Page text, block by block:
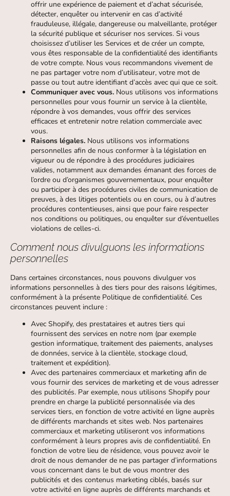
offrir une expérience de paiement et d’achat sécurisée,
détecter, enquêter ou intervenir en cas d’activité
frauduleuse, illégale, dangereuse ou malveillante, protéger
la sécurité publique et sécuriser nos services. Si vous
choisissez d’utiliser les Services et de créer un compte,
vous êtes responsable de la confidentialité des identifiants
de votre compte. Nous vous recommandons vivement de
ne pas partager votre nom d’utilisateur, votre mot de
passe ou tout autre identifiant d’accès avec qui que ce soit.
Communiquer avec vous. Nous utilisons vos informations
personnelles pour vous fournir un service à la clientèle,
répondre à vos demandes, vous offrir des services
efficaces et entretenir notre relation commerciale avec
vous.
Raisons légales. Nous utilisons vos informations
personnelles afin de nous conformer à la législation en
vigueur ou de répondre à des procédures judiciaires
valides, notamment aux demandes émanant des forces de
l’ordre ou d’organismes gouvernementaux, pour enquêter
ou participer à des procédures civiles de communication de
preuves, à des litiges potentiels ou en cours, ou à d’autres
procédures contentieuses, ainsi que pour faire respecter
nos conditions ou politiques, ou enquêter sur d’éventuelles
violations de celles-ci.
Comment nous divulguons les informations
personnelles
Dans certaines circonstances, nous pouvons divulguer vos
informations personnelles à des tiers pour des raisons légitimes,
conformément à la présente Politique de confidentialité. Ces
circonstances peuvent inclure :
Avec Shopify, des prestataires et autres tiers qui
fournissent des services en notre nom (par exemple
gestion informatique, traitement des paiements, analyses
de données, service à la clientèle, stockage cloud,
traitement et expédition).
Avec des partenaires commerciaux et marketing afin de
vous fournir des services de marketing et de vous adresser
des publicités. Par exemple, nous utilisons Shopify pour
prendre en charge la publicité personnalisée via des
services tiers, en fonction de votre activité en ligne auprès
de différents marchands et sites web. Nos partenaires
commerciaux et marketing utiliseront vos informations
conformément à leurs propres avis de confidentialité. En
fonction de votre lieu de résidence, vous pouvez avoir le
droit de nous demander de ne pas partager d’informations
vous concernant dans le but de vous montrer des
publicités et des contenus marketing ciblés, basés sur
votre activité en ligne auprès de différents marchands et